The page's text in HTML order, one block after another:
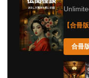
【合冊
合冊